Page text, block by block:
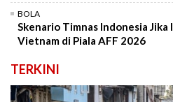
BOLA
Skenario Timnas Indonesia Jika
Vietnam di Piala AFF 2026
TERKINI